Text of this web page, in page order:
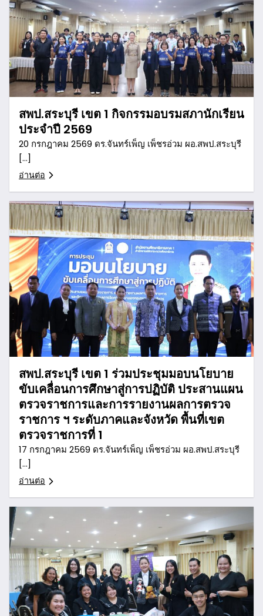
สพป.สระบุรี เขต 1 กิจกรรมอบรมสภานักเรียน
ประจำปี 2569
20 กรกฎาคม 2569 ดร.จันทร์เพ็ญ เพ็ชรอ่วม ผอ.สพป.สระบุรี
[…]
อ่านต่อ
สพป.สระบุรี เขต 1 ร่วมประชุมมอบนโยบาย
ขับเคลื่อนการศึกษาสู่การปฏิบัติ ประสานแผน
ตรวจราชการและการรายงานผลการตรวจ
ราชการ ฯ ระดับภาคและจังหวัด พื้นที่เขต
ตรวจราชการที่ 1
17 กรกฎาคม 2569 ดร.จันทร์เพ็ญ เพ็ชรอ่วม ผอ.สพป.สระบุรี
[…]
อ่านต่อ